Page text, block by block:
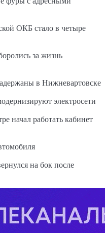
ОКБ стало в четыре
за жизнь
в Нижневартовске
электросети
начал работать кабинет
на бок после